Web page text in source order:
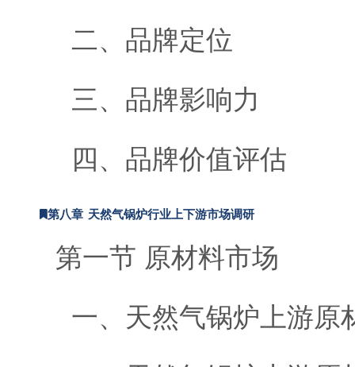
二、品牌定位
三、品牌影响力
四、品牌价值评估
第八章 天然气锅炉行业上下游市场调研
第一节 原材料市场
一、天然气锅炉上游原